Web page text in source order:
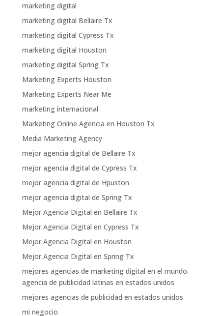
marketing digital
marketing digital Bellaire Tx
marketing digital Cypress Tx
marketing digital Houston
marketing digital Spring Tx
Marketing Experts Houston
Marketing Experts Near Me
marketing internacional
Marketing Online Agencia en Houston Tx
Media Marketing Agency
mejor agencia digital de Bellaire Tx
mejor agencia digital de Cypress Tx
mejor agencia digital de Hpuston
mejor agencia digital de Spring Tx
Mejor Agencia Digital en Bellaire Tx
Mejor Agencia Digital en Cypress Tx
Mejor Agencia Digital en Houston
Mejor Agencia Digital en Spring Tx
mejores agencias de marketing digital en el mundo.
agencia de publicidad latinas en estados unidos
mejores agencias de publicidad en estados unidos
mi negocio